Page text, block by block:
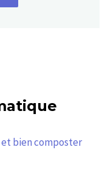
bien composter